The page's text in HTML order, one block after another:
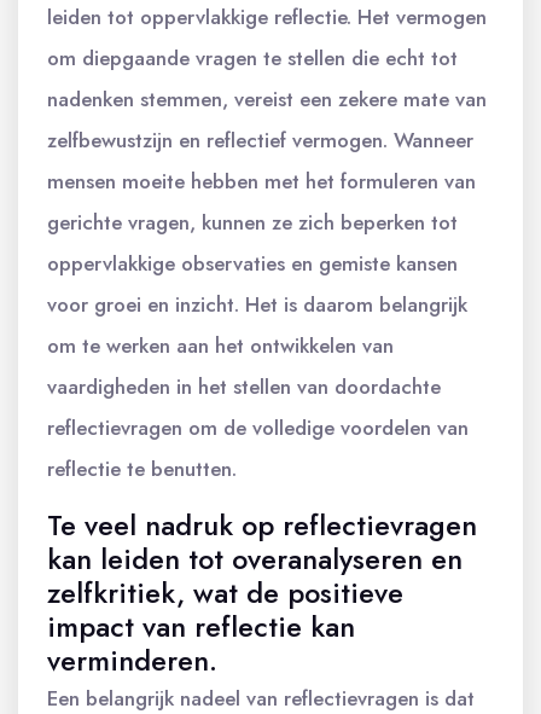
leiden tot oppervlakkige reflectie. Het vermogen
om diepgaande vragen te stellen die echt tot
nadenken stemmen, vereist een zekere mate van
zelfbewustzijn en reflectief vermogen. Wanneer
mensen moeite hebben met het formuleren van
gerichte vragen, kunnen ze zich beperken tot
oppervlakkige observaties en gemiste kansen
voor groei en inzicht. Het is daarom belangrijk
om te werken aan het ontwikkelen van
vaardigheden in het stellen van doordachte
reflectievragen om de volledige voordelen van
reflectie te benutten.
Te veel nadruk op reflectievragen
kan leiden tot overanalyseren en
zelfkritiek, wat de positieve
impact van reflectie kan
verminderen.
Een belangrijk nadeel van reflectievragen is dat